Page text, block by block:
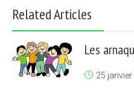
Related Articles
Les
25